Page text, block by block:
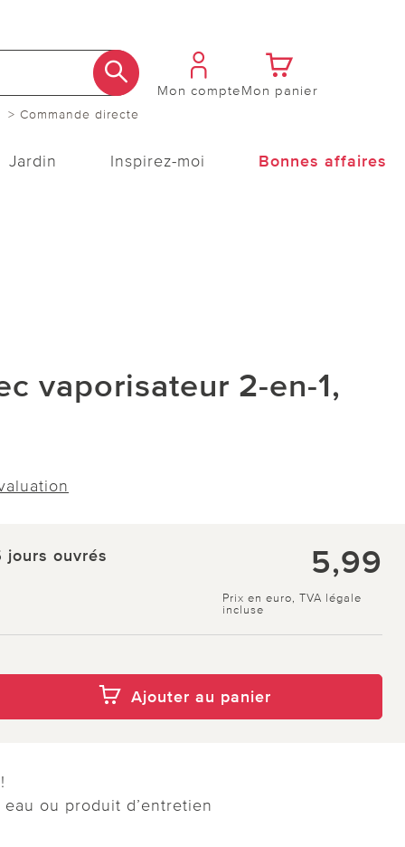
> Commande directe
Mon compteMon panier
Jardin Inspirez-moi Bonnes affaires
vaporisateur 2-en-1,
jours ouvrés 5,99
Prix en euro, TVA légale
incluse
Ajouter au panier
ou produit d’entretien